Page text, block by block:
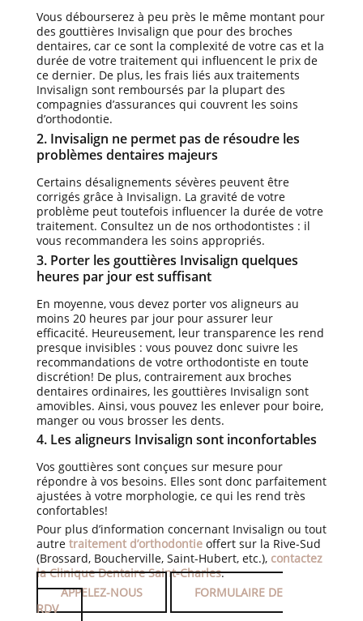
Vous débourserez à peu près le même montant pour
des gouttières Invisalign que pour des broches
dentaires, car ce sont la complexité de votre cas et la
durée de votre traitement qui influencent le prix de
ce dernier. De plus, les frais liés aux traitements
Invisalign sont remboursés par la plupart des
compagnies d’assurances qui couvrent les soins
d’orthodontie.
2. Invisalign ne permet pas de résoudre les
problèmes dentaires majeurs
Certains désalignements sévères peuvent être
corrigés grâce à Invisalign. La gravité de votre
problème peut toutefois influencer la durée de votre
traitement. Consultez un de nos orthodontistes : il
vous recommandera les soins appropriés.
3. Porter les gouttières Invisalign quelques
heures par jour est suffisant
En moyenne, vous devez porter vos aligneurs au
moins 20 heures par jour pour assurer leur
efficacité. Heureusement, leur transparence les rend
presque invisibles : vous pouvez donc suivre les
recommandations de votre orthodontiste en toute
discrétion! De plus, contrairement aux broches
dentaires ordinaires, les gouttières Invisalign sont
amovibles. Ainsi, vous pouvez les enlever pour boire,
manger ou vous brosser les dents.
4. Les aligneurs Invisalign sont inconfortables
Vos gouttières sont conçues sur mesure pour
répondre à vos besoins. Elles sont donc parfaitement
ajustées à votre morphologie, ce qui les rend très
confortables!
Pour plus d’information concernant Invisalign ou tout
autre traitement d’orthodontie offert sur la Rive-Sud
(Brossard, Boucherville, Saint-Hubert, etc.), contactez
la Clinique Dentaire Saint-Charles.
APPELEZ-NOUS
FORMULAIRE DE
RDV